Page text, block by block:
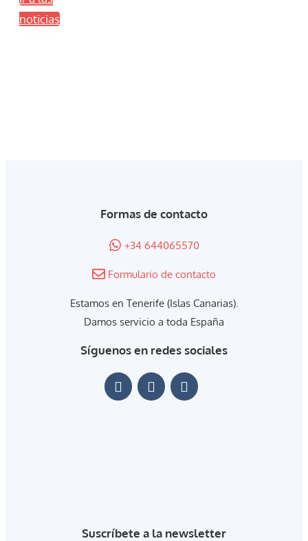
noticias
Formas de contacto
+34 644065570
Formulario de contacto
Estamos en Tenerife (Islas Canarias).
Damos servicio a toda España
Síguenos en redes sociales
Suscríbete a la newsletter